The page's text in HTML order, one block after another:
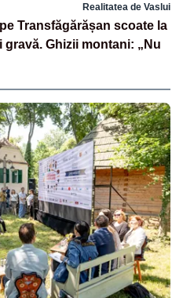
Realitatea de Vaslui
Transfăgărășan scoate la
Ghizii montani: „Nu